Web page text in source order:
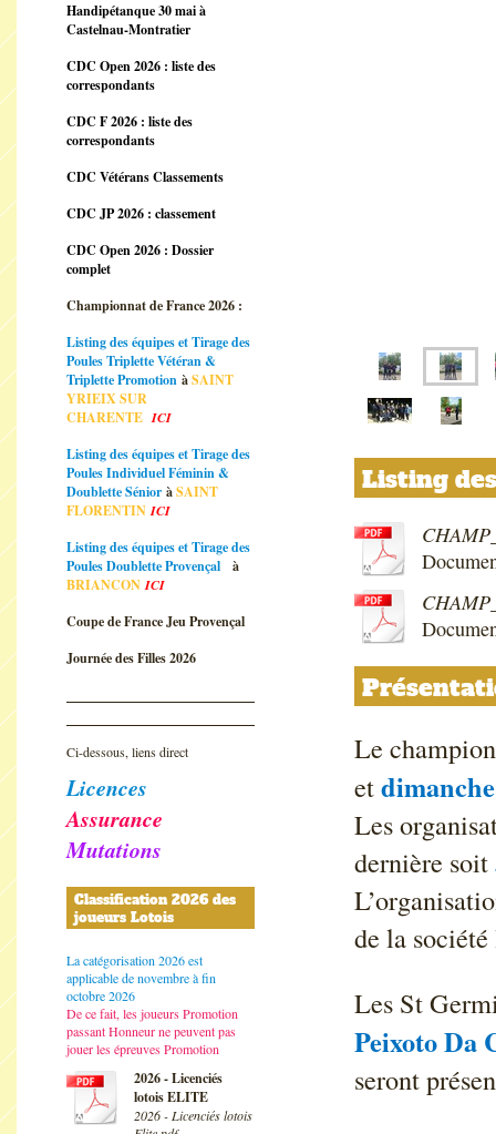
Handipétanque 30 mai à
Castelnau-Montratier
CDC Open 2026 : liste des
correspondants
CDC F 2026 : liste des
correspondants
CDC Vétérans Classements
CDC JP 2026 : classement
CDC Open 2026 : Dossier
complet
Championnat de France 2026 :
Listing des équipes et Tirage des
Poules Triplette Vétéran &
Triplette Promotion àSAINT
YRIEIX SUR
CHARENTEICI
Listing des équipes et Tirage des
Poules Individuel Féminin &
Doublette Sénior àSAINT
FLORENTINICI
Listing des équipes et Tirage des
Poules Doublette Provençal
à
BRIANCONICI
Coupe de France Jeu Provençal
Journée des Filles 2026
Ci-dessous, liens direct
Licences
Assurance
Mutations
Classification 2026 des
joueurs Lotois
La catégorisation 2026 est
applicable de novembre à fin
octobre 2026
De ce fait, les joueurs Promotion
passant Honneur ne peuvent pas
jouer les épreuves Promotion
2026 - Licenciés
lotois ELITE
2026 - Licenciés lotois
Listing
Le
et
Les
dernière soit
de la
Les St
Peixoto Da
seront